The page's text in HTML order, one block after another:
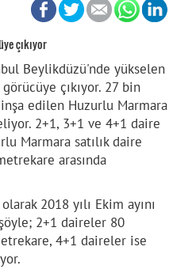
Beylikdüzü'nde yükselen
çıkıyor. 27 bin
edilen Huzurlu Marmara
2+1, 3+1 ve 4+1 daire
Marmara satılık daire
arasında
2018 yılı Ekim ayını
2+1 daireler 80
4+1 daireler ise